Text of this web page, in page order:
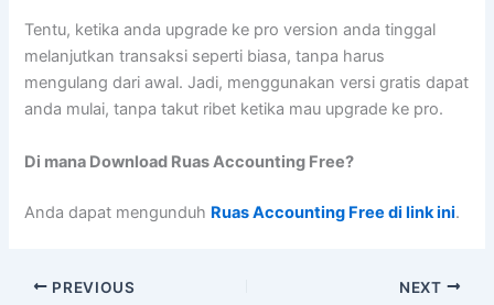
Tentu, ketika anda upgrade ke pro version anda tinggal
melanjutkan transaksi seperti biasa, tanpa harus
mengulang dari awal. Jadi, menggunakan versi gratis dapat
anda mulai, tanpa takut ribet ketika mau upgrade ke pro.
Di mana Download Ruas Accounting Free?
Anda dapat mengunduh Ruas Accounting Free di link ini.
PREVIOUS NEXT